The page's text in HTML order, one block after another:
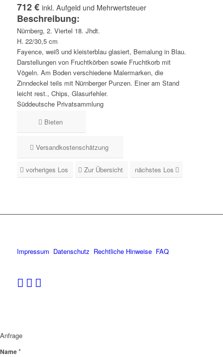
712 € inkl. Aufgeld und Mehrwertsteuer
Beschreibung:
Nürnberg, 2. Viertel 18. Jhdt.
H. 22/30,5 cm
Fayence, weiß und kleisterblau glasiert, Bemalung in Blau.
Darstellungen von Fruchtkörben sowie Fruchtkorb mit
Vögeln. Am Boden verschiedene Malermarken, die
Zinndeckel teils mit Nürnberger Punzen. Einer am Stand
leicht rest., Chips, Glasurfehler.
Süddeutsche Privatsammlung
Bieten
Versandkostenschätzung
vorheriges Los Zur Übersicht nächstes Los
Impressum Datenschutz Rechtliche Hinweise FAQ
Anfrage
Name*